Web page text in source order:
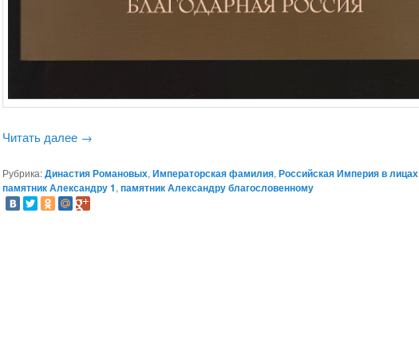
Читать далее →
Рубрика:Династия Романовых, Императорская фамилия, Российская Империя в лицах
памятник Александру 1, памятник Александру благословенному